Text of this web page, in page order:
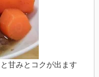
甘みとコクが出ます